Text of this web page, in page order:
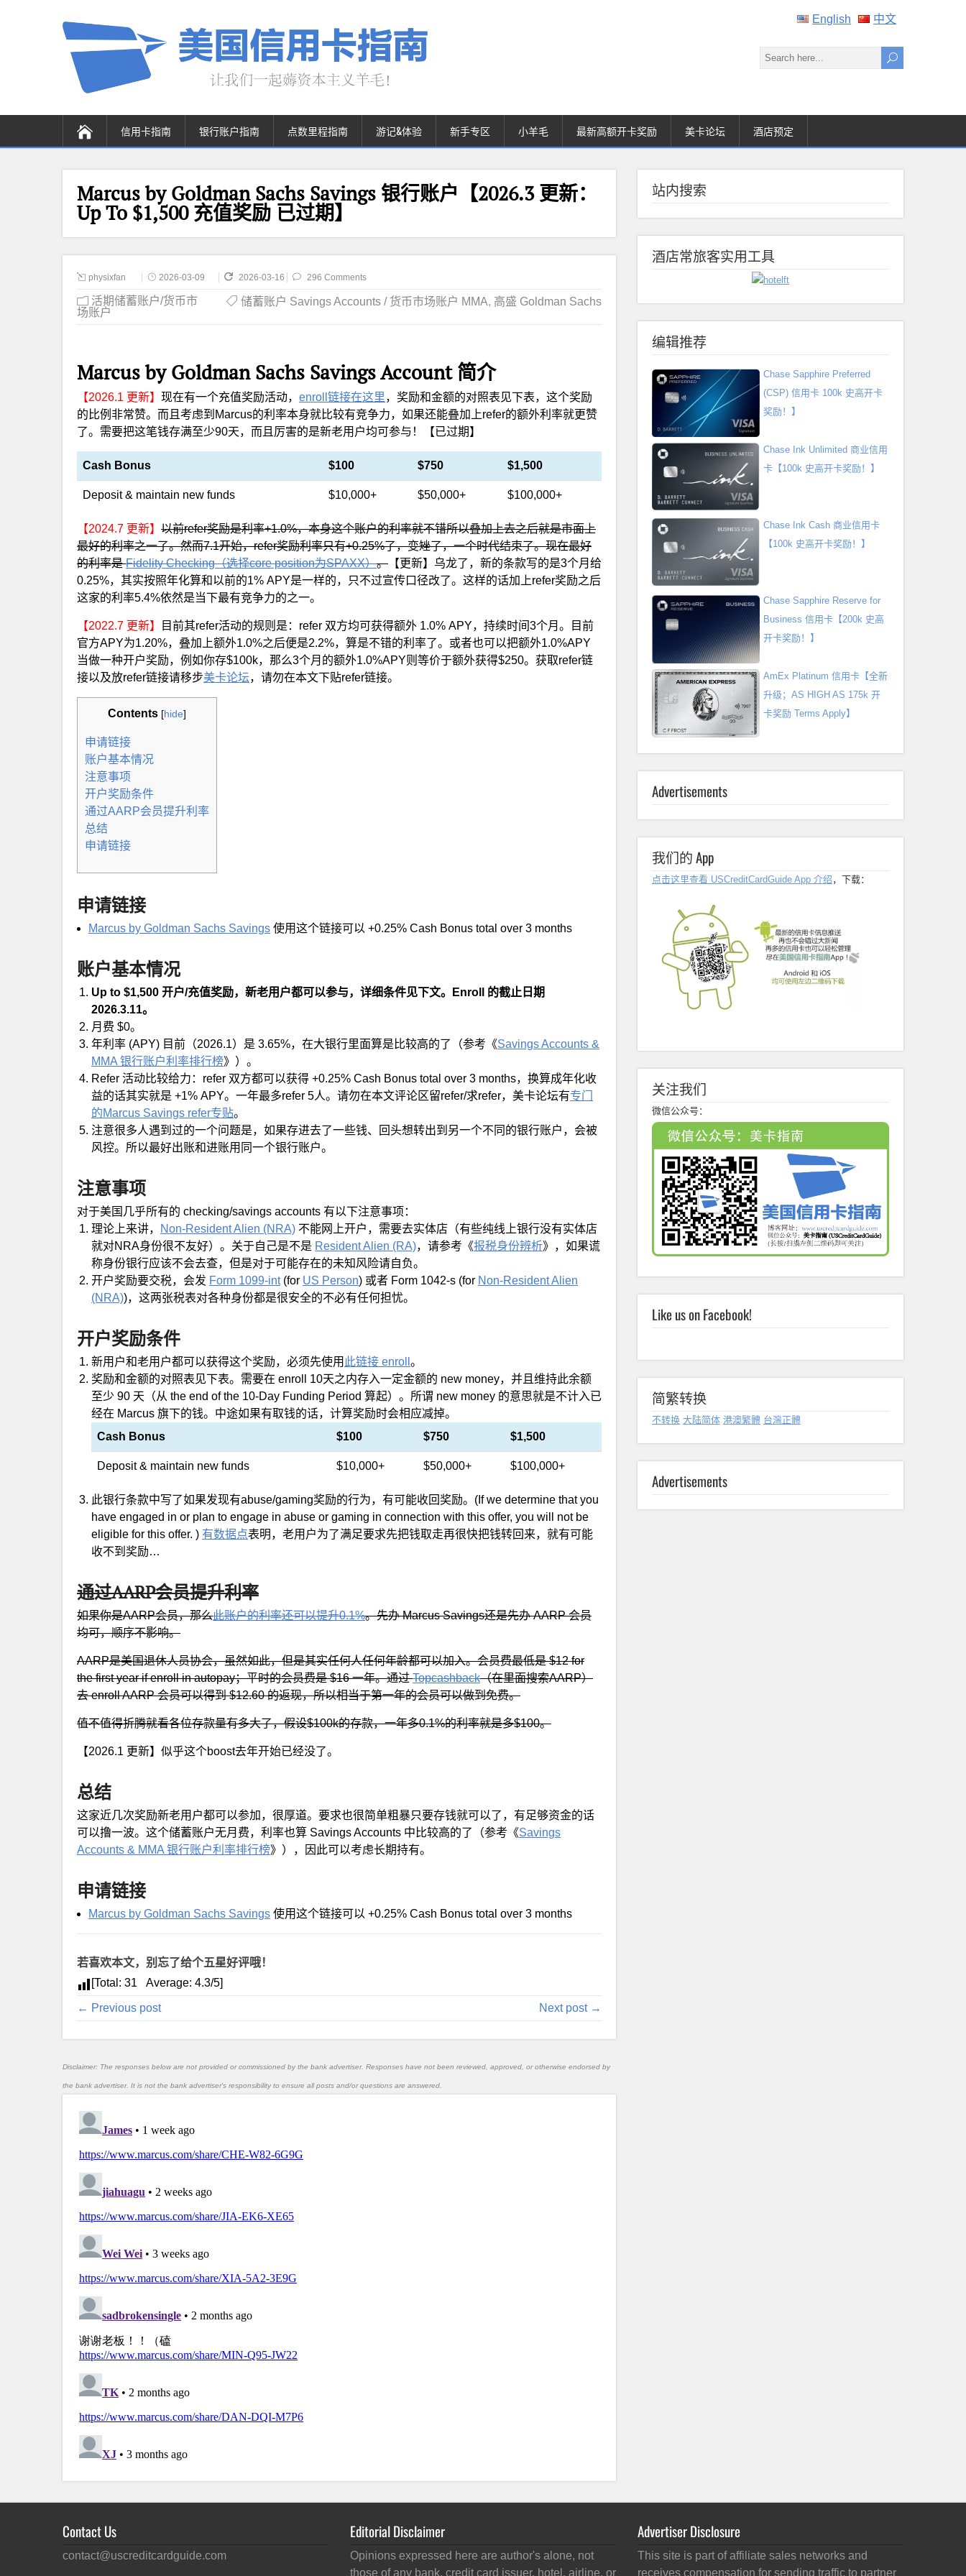
English 中文
信用卡指南 银行账户指南 点数里程指南 游记&体验 新手专区 小羊毛 最新高额开卡奖励 美卡论坛 酒店预定
Marcus by Goldman Sachs Savings 银行账户【2026.3 更新：
Up To $1,500 充值奖励 已过期】
physixfan 2026-03-09 2026-03-16 296 Comments
活期储蓄账户/货币市
场账户
储蓄账户 Savings Accounts / 货币市场账户 MMA, 高盛 Goldman Sachs
Marcus by Goldman Sachs Savings Account 简介
【2026.1 更新】 现在有一个充值奖励活动， enroll链接在这里，奖励和金额的对照表见下表，这个奖励
的比例非常赞。而且考虑到Marcus的利率本身就比较有竞争力，如果还能叠加上refer的额外利率就更赞
了。需要把这笔钱存满至少90天，而且厉害的是新老用户均可参与！【已过期】
Cash Bonus $100 $750 $1,500
Deposit & maintain new funds $10,000+ $50,000+ $100,000+
【2024.7 更新】 以前refer奖励是利率+1.0%，本身这个账户的利率就不错所以叠加上去之后就是市面上
最好的利率之一了。然而7.1开始，refer奖励利率只有+0.25%了，变矬了，一个时代结束了。现在最好
的利率是Fidelity Checking（选择core position为SPAXX）。 【更新】乌龙了，新的条款写的是3个月给
0.25%，其实按照年化算和以前的1% APY是一样的，只不过宣传口径改了。这样的话加上refer奖励之后
这家的利率5.4%依然是当下最有竞争力的之一。
【2022.7 更新】
目前其refer活动的规则是：refer 双方均可获得额外 1.0% APY，持续时间3个月。目前
官方APY为1.20%，叠加上额外1.0%之后便是2.2%，算是不错的利率了。或者也可以把额外1.0%APY
当做一种开户奖励，例如你存$100k，那么3个月的额外1.0%APY则等价于额外获得$250。获取refer链
接以及放refer链接请移步美卡论坛，请勿在本文下贴refer链接。
Contents [hide]
申请链接
账户基本情况
注意事项
开户奖励条件
通过AARP会员提升利率
总结
申请链接
申请链接
Marcus by Goldman Sachs Savings 使用这个链接可以 +0.25% Cash Bonus total over 3 months
账户基本情况
Up to $1,500 开户/充值奖励，新老用户都可以参与，详细条件见下文。Enroll 的截止日期
2026.3.11。
月费 $0。
年利率 (APY) 目前（2026.1）是 3.65%，在大银行里面算是比较高的了（参考《Savings Accounts &
MMA 银行账户利率排行榜》）。
Refer 活动比较给力：refer 双方都可以获得 +0.25% Cash Bonus total over 3 months，换算成年化收
益的话其实就是 +1% APY。一年最多refer 5人。请勿在本文评论区留refer/求refer，美卡论坛有专门
的Marcus Savings refer专贴。
注意很多人遇到过的一个问题是，如果存进去了一些钱、回头想转出到另一个不同的银行账户，会被
风控。所以最好出账和进账用同一个银行账户。
注意事项
对于美国几乎所有的 checking/savings accounts 有以下注意事项：
理论上来讲，
Non-Resident Alien (NRA) 不能网上开户，需要去实体店（有些纯线上银行没有实体店
就对NRA身份很不友好）。关于自己是不是 Resident Alien (RA)，请参考《报税身份辨析》，如果谎
称身份银行应该不会去查，但是对于可能存在的未知风险请自负。
开户奖励要交税，会发 Form 1099-int(for US Person) 或者 Form 1042-s (for Non-Resident Alien
(NRA))，这两张税表对各种身份都是很安全的不必有任何担忧。
开户奖励条件
新用户和老用户都可以获得这个奖励，必须先使用 此链接 enroll 。
奖励和金额的对照表见下表。需要在 enroll 10天之内存入一定金额的 new money，并且维持此余额
至少 90 天（从 the end of the 10-Day Funding Period 算起）。所谓 new money 的意思就是不计入已
经在 Marcus 旗下的钱。中途如果有取钱的话，计算奖励时会相应减掉。
Cash Bonus
$100 $750 $1,500
Deposit & maintain new funds $10,000+ $50,000+ $100,000+
此银行条款中写了如果发现有abuse/gaming奖励的行为，有可能收回奖励。(If we determine that you
have engaged in or plan to engage in abuse or gaming in connection with this offer, you will not be
eligible for this offer. ) 有数据点表明，老用户为了满足要求先把钱取走再很快把钱转回来，就有可能
收不到奖励…
通过AARP会员提升利率
如果你是AARP会员，那么此账户的利率还可以提升0.1%。先办 Marcus Savings还是先办 AARP 会员
均可，顺序不影响。
AARP是美国退休人员协会，虽然如此，但是其实任何人任何年龄都可以加入。会员费最低是 $12 for
the first year if enroll in autopay；平时的会员费是 $16 一年。通过Topcashback（在里面搜索AARP）
去 enroll AARP 会员可以得到 $12.60 的返现，所以相当于第一年的会员可以做到免费。
值不值得折腾就看各位存款量有多大了，假设$100k的存款，一年多0.1%的利率就是多$100。
【2026.1 更新】似乎这个boost去年开始已经没了。
总结
这家近几次奖励新老用户都可以参加，很厚道。要求也很简单粗暴只要存钱就可以了，有足够资金的话
可以撸一波。这个储蓄账户无月费，利率也算 Savings Accounts 中比较高的了（参考《Savings
Accounts & MMA 银行账户利率排行榜》），因此可以考虑长期持有。
申请链接
Marcus by Goldman Sachs Savings 使用这个链接可以 +0.25% Cash Bonus total over 3 months
若喜欢本文，别忘了给个五星好评哦！
[Total: 31 Average: 4.3/5]
← Previous post Next post →
Disclaimer: The responses below are not provided or commissioned by the bank advertiser. Responses have not been reviewed, approved, or otherwise endorsed by
the bank advertiser. It is not the bank advertiser's responsibility to ensure all posts and/or questions are answered.
站内搜索
酒店常旅客实用工具
编辑推荐
Chase Sapphire Preferred
(CSP) 信用卡 100k 史高开卡
奖励！】
Chase Ink Unlimited 商业信用
卡【100k 史高开卡奖励！】
Chase Ink Cash 商业信用卡
【100k 史高开卡奖励！】
Chase Sapphire Reserve for
Business 信用卡【200k 史高
开卡奖励！】
AmEx Platinum 信用卡【全新
升级；AS HIGH AS 175k 开
卡奖励 Terms Apply】
Advertisements
我们的 App
点击这里查看 USCreditCardGuide App 介绍 ，下载：
关注我们
微信公众号：
Like us on Facebook!
简繁转换
不转换 大陆简体 港澳繁體 台灣正體
Advertisements
Contact Us
contact@uscreditcardguide.com
Editorial Disclaimer
Opinions expressed here are author's alone, not
those of any bank, credit card issuer, hotel, airline, or
Advertiser Disclosure
This site is part of affiliate sales networks and
receives compensation for sending traffic to partner